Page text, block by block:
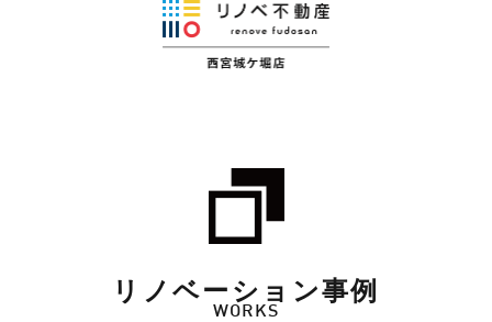
リノベーション事例
WORKS